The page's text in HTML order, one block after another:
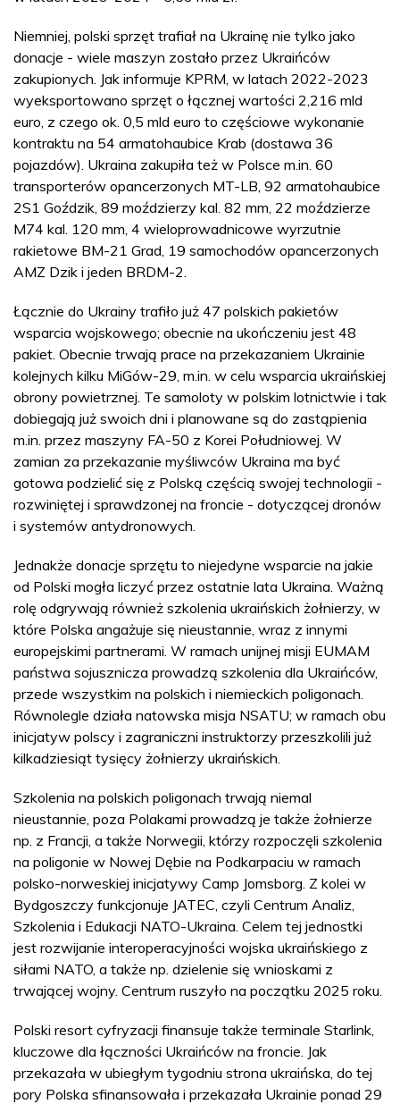
Niemniej, polski sprzęt trafiał na Ukrainę nie tylko jako
donacje - wiele maszyn zostało przez Ukraińców
zakupionych. Jak informuje KPRM, w latach 2022-2023
wyeksportowano sprzęt o łącznej wartości 2,216 mld
euro, z czego ok. 0,5 mld euro to częściowe wykonanie
kontraktu na 54 armatohaubice Krab (dostawa 36
pojazdów). Ukraina zakupiła też w Polsce m.in. 60
transporterów opancerzonych MT-LB, 92 armatohaubice
2S1 Goździk, 89 moździerzy kal. 82 mm, 22 moździerze
M74 kal. 120 mm, 4 wieloprowadnicowe wyrzutnie
rakietowe BM-21 Grad, 19 samochodów opancerzonych
AMZ Dzik i jeden BRDM-2.
Łącznie do Ukrainy trafiło już 47 polskich pakietów
wsparcia wojskowego; obecnie na ukończeniu jest 48
pakiet. Obecnie trwają prace na przekazaniem Ukrainie
kolejnych kilku MiGów-29, m.in. w celu wsparcia ukraińskiej
obrony powietrznej. Te samoloty w polskim lotnictwie i tak
dobiegają już swoich dni i planowane są do zastąpienia
m.in. przez maszyny FA-50 z Korei Południowej. W
zamian za przekazanie myśliwców Ukraina ma być
gotowa podzielić się z Polską częścią swojej technologii -
rozwiniętej i sprawdzonej na froncie - dotyczącej dronów
i systemów antydronowych.
Jednakże donacje sprzętu to niejedyne wsparcie na jakie
od Polski mogła liczyć przez ostatnie lata Ukraina. Ważną
rolę odgrywają również szkolenia ukraińskich żołnierzy, w
które Polska angażuje się nieustannie, wraz z innymi
europejskimi partnerami. W ramach unijnej misji EUMAM
państwa sojusznicza prowadzą szkolenia dla Ukraińców,
przede wszystkim na polskich i niemieckich poligonach.
Równolegle działa natowska misja NSATU; w ramach obu
inicjatyw polscy i zagraniczni instruktorzy przeszkolili już
kilkadziesiąt tysięcy żołnierzy ukraińskich.
Szkolenia na polskich poligonach trwają niemal
nieustannie, poza Polakami prowadzą je także żołnierze
np. z Francji, a także Norwegii, którzy rozpoczęli szkolenia
na poligonie w Nowej Dębie na Podkarpaciu w ramach
polsko-norweskiej inicjatywy Camp Jomsborg. Z kolei w
Bydgoszczy funkcjonuje JATEC, czyli Centrum Analiz,
Szkolenia i Edukacji NATO-Ukraina. Celem tej jednostki
jest rozwijanie interoperacyjności wojska ukraińskiego z
siłami NATO, a także np. dzielenie się wnioskami z
trwającej wojny. Centrum ruszyło na początku 2025 roku.
Polski resort cyfryzacji finansuje także terminale Starlink,
kluczowe dla łączności Ukraińców na froncie. Jak
przekazała w ubiegłym tygodniu strona ukraińska, do tej
pory Polska sfinansowała i przekazała Ukrainie ponad 29